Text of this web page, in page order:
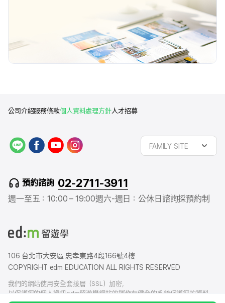
公司介紹服務條款個人資料處理方針人才招募
L
f
a
b
o
y
o
u
e
a
r
FAMILY SITE
預約諮詢 02-2711-3911
週一至五：10:00 – 19:00週六-週日：公休日 諮詢採預約制
106 台北市大安區 忠孝東路4段166號4樓
COPYRIGHT edm EDUCATION ALL RIGHTS RESERVED
我們的網站使用安全套接層（SSL）加密，
以保護您的個人資訊edm留遊學網站的運作有健全的系統保護您的資料，